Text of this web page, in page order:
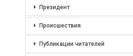
Президент
Происшествия
Публикации читателей